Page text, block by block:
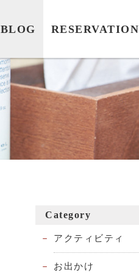
BLOG RESERVATION
Category
アクティビティ
お出かけ